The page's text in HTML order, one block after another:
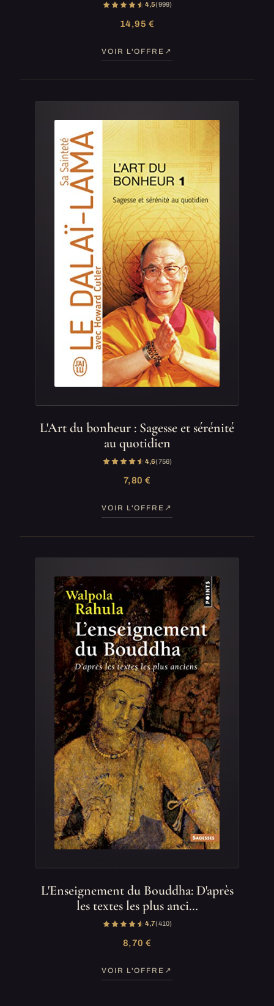
4,5(999)
14,95 €
VOIR L'OFFRE
L'Art du bonheur : Sagesse et sérénité
au quotidien
4,6(756)
7,80 €
VOIR L'OFFRE
L'Enseignement du Bouddha: D'après
les textes les plus anci…
4,7(410)
8,70 €
VOIR L'OFFRE